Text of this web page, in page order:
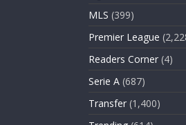
MLS (399)
Premier League
Readers Corner (4)
Serie A (687)
Transfer (1,400)